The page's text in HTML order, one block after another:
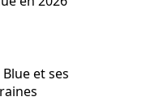
et ses